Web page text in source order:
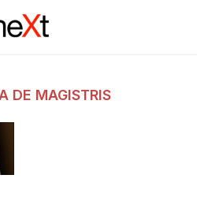
DE MAGISTRIS